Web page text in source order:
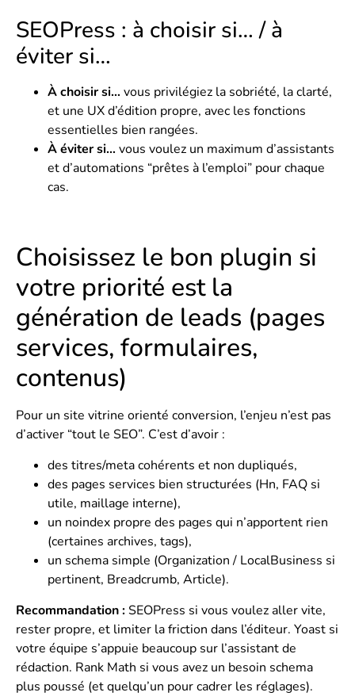
SEOPress : à choisir si… / à
éviter si…
À choisir si… vous privilégiez la sobriété, la clarté,
et une UX d’édition propre, avec les fonctions
essentielles bien rangées.
À éviter si… vous voulez un maximum d’assistants
et d’automations “prêtes à l’emploi” pour chaque
cas.
Choisissez le bon plugin si
votre priorité est la
génération de leads (pages
services, formulaires,
contenus)
Pour un site vitrine orienté conversion, l’enjeu n’est pas
d’activer “tout le SEO”. C’est d’avoir :
des titres/meta cohérents et non dupliqués,
des pages services bien structurées (Hn, FAQ si
utile, maillage interne),
un noindex propre des pages qui n’apportent rien
(certaines archives, tags),
un schema simple (Organization / LocalBusiness si
pertinent, Breadcrumb, Article).
Recommandation :SEOPress si vous voulez aller vite,
rester propre, et limiter la friction dans l’éditeur. Yoast si
votre équipe s’appuie beaucoup sur l’assistant de
rédaction. Rank Math si vous avez un besoin schema
plus poussé (et quelqu’un pour cadrer les réglages).